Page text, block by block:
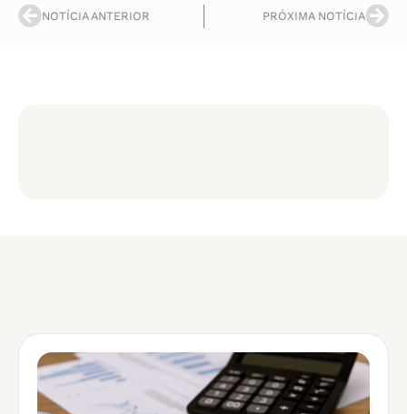
NOTÍCIA ANTERIOR PRÓXIMA NOTÍCIA